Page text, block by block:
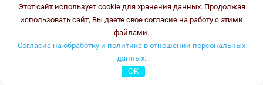
Стаж:
Этот сайт использует cookie для хранения данных. Продолжая
использовать сайт, Вы даете свое согласие на работу с этими
файлами.
Согласие на обработку и политика в отношении персональных
данных.
OK